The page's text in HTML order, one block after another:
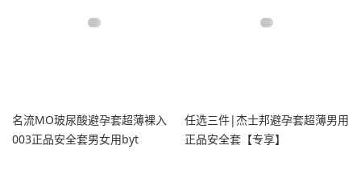
名流MO玻尿酸避孕套超薄裸入
003正品安全套男女用byt
任选三件|杰士邦避孕套超薄男用
正品安全套【专享】